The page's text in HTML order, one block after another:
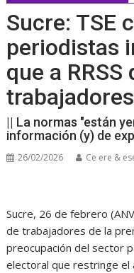
Sucre: TSE
periodistas
que a
|| La normas "están
información (y) de
26/02/2026 Ce ere &
Sucre, 26 de febrero
de trabajadores de la
preocupación del sector
electoral que restringe el